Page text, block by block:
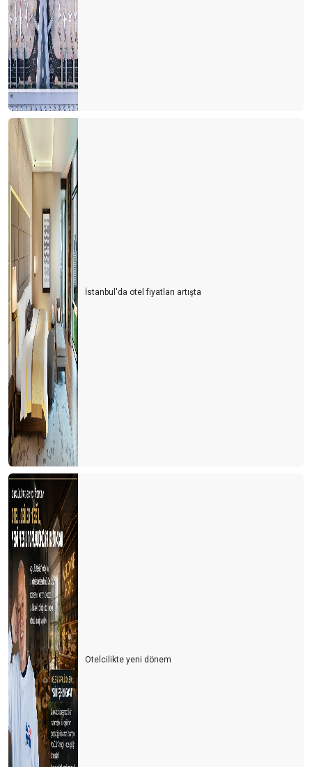
DİŞ TURİZMİ
Uçak bileti fiyatına balon turu
Akdeniz heykeli Antalya'ya gelmeli
Biz işgücü çağırmıştık insanlar geldi
GÜNDE 21 € YA 56 GÜN TATİL
İstanbul'da otel fiyatları artışta
Otelcilikte yeni dönem